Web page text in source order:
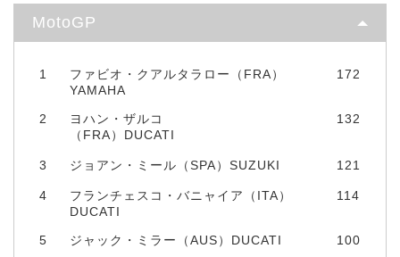
MotoGP
1
ファビオ・クアルタラロー（FRA）
YAMAHA
172
2
ヨハン・ザルコ
（FRA）DUCATI
132
3 ジョアン・ミール（SPA）SUZUKI 121
4
フランチェスコ・バニャイア（ITA）
DUCATI
114
5 ジャック・ミラー（AUS）DUCATI 100